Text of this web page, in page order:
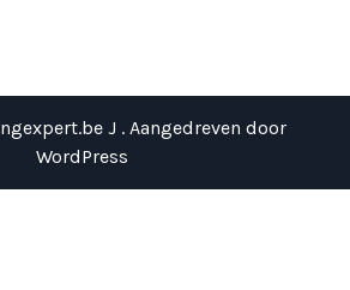
J . Aangedreven door
WordPress